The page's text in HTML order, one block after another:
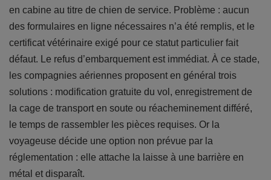
en cabine au titre de chien de service. Problème : aucun
des formulaires en ligne nécessaires n’a été remplis, et le
certificat vétérinaire exigé pour ce statut particulier fait
défaut. Le refus d’embarquement est immédiat. À ce stade,
les compagnies aériennes proposent en général trois
solutions : modification gratuite du vol, enregistrement de
la cage de transport en soute ou réacheminement différé,
le temps de rassembler les pièces requises. Or la
voyageuse décide une option non prévue par la
réglementation : elle attache la laisse à une barrière en
métal et disparaît.